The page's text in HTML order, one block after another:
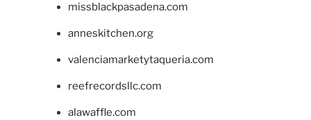
missblackpasadena.com
anneskitchen.org
valenciamarketytaqueria.com
reefrecordsllc.com
alawaffle.com